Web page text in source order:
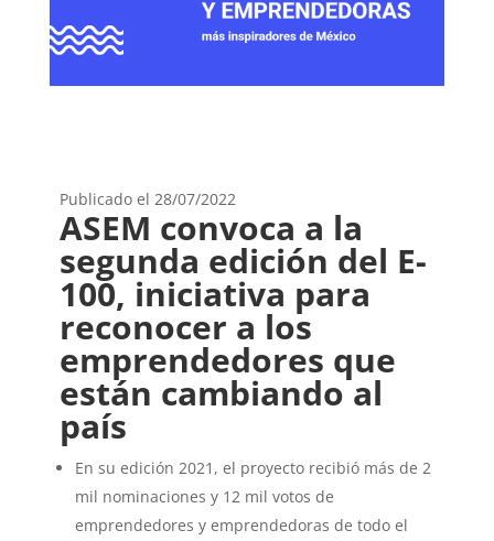
Publicado el 28/07/2022
ASEM convoca a la
segunda edición del E-
100, iniciativa para
reconocer a los
emprendedores que
están cambiando al
país
En su edición 2021, el proyecto recibió más de 2
mil nominaciones y 12 mil votos de
emprendedores y emprendedoras de todo el